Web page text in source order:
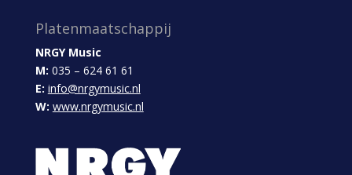
Platenmaatschappij
NRGY Music
M: 035 – 624 61 61
E: info@nrgymusic.nl
W: www.nrgymusic.nl